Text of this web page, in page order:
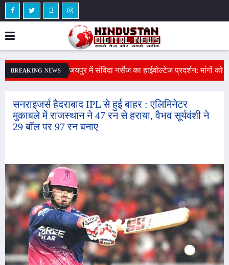
BREAKING NEWS
जयपुर में संविदा नर्सेज का हाईवोल्टेज प्रदर्शन: मांगों को
चेतावनी दी, पेट्रोल से भरी बोतल दिखाई
सेप्टिक टैंक की खुदाई के दौरान हादसा : सीकर में
मिट्टी धंसने से एक मजदूर मिट्टी में दबा, 40 लोगों की
टीम रेस्क्यू में जुटी
सनराइजर्स हैदराबाद IPL से हुई बाहर : एलिमिनेटर
मुकाबले में राजस्थान ने 47 रन से हराया, वैभव सूर्यवंशी ने
29 बॉल पर 97 रन बनाए